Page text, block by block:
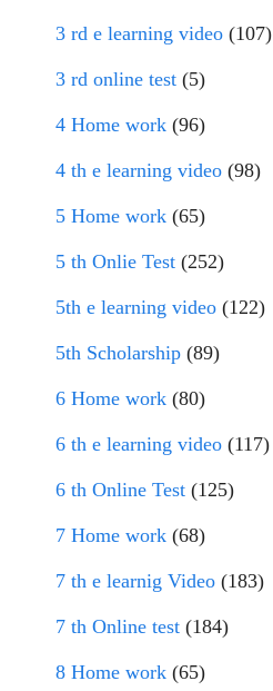
3 rd e learning video (107)
3 rd online test (5)
4 Home work (96)
4 th e learning video (98)
5 Home work (65)
5 th Onlie Test (252)
5th e learning video (122)
5th Scholarship (89)
6 Home work (80)
6 th e learning video (117)
6 th Online Test (125)
7 Home work (68)
7 th e learnig Video (183)
7 th Online test (184)
8 Home work (65)